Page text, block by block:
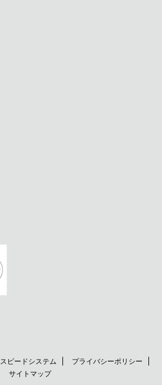
スピードシステム
プライバシーポリシー
サイトマップ